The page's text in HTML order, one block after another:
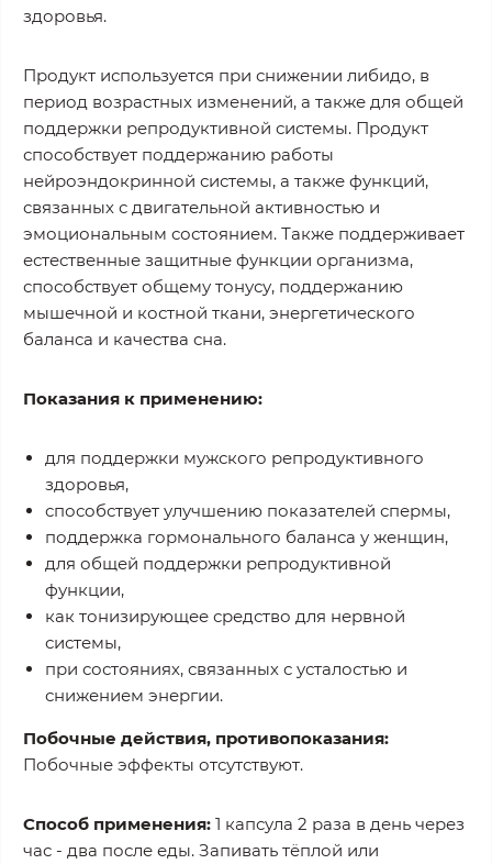
здоровья.
Продукт используется при снижении либидо, в
период возрастных изменений, а также для общей
поддержки репродуктивной системы. Продукт
способствует поддержанию работы
нейроэндокринной системы, а также функций,
связанных с двигательной активностью и
эмоциональным состоянием. Также поддерживает
естественные защитные функции организма,
способствует общему тонусу, поддержанию
мышечной и костной ткани, энергетического
баланса и качества сна.
Показания к применению:
для поддержки мужского репродуктивного
здоровья,
способствует улучшению показателей спермы,
поддержка гормонального баланса у женщин,
для общей поддержки репродуктивной
функции,
как тонизирующее средство для нервной
системы,
при состояниях, связанных с усталостью и
снижением энергии.
Побочные действия, противопоказания:
Побочные эффекты отсутствуют.
Способ применения: 1 капсула 2 раза в день через
час - два после еды. Запивать тёплой или